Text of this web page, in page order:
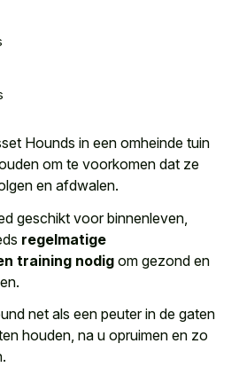
Hounds in een omheinde tuin
om te voorkomen dat ze
en afdwalen.
geschikt voor binnenleven,
regelmatige
training nodig om gezond en
net als een peuter in de gaten
houden, na u opruimen en zo
.